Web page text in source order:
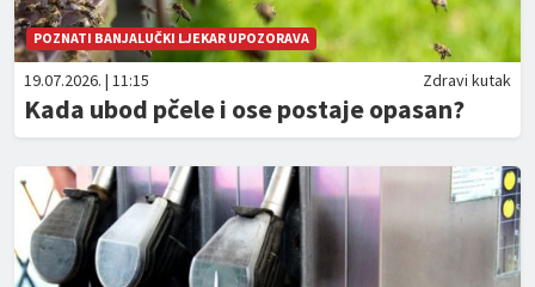
POZNATI BANJALUČKI LJEKAR UPOZORAVA
19.07.2026. | 11:15 Zdravi kutak
Kada ubod pčele i ose postaje opasan?